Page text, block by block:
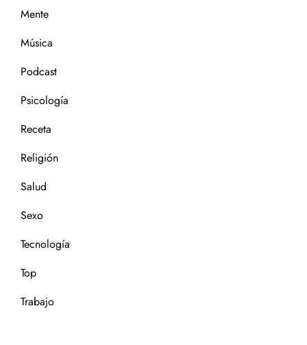
Mente
Música
Podcast
Psicología
Receta
Religión
Salud
Sexo
Tecnología
Top
Trabajo